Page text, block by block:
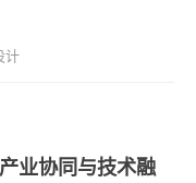
计
业协同与技术融